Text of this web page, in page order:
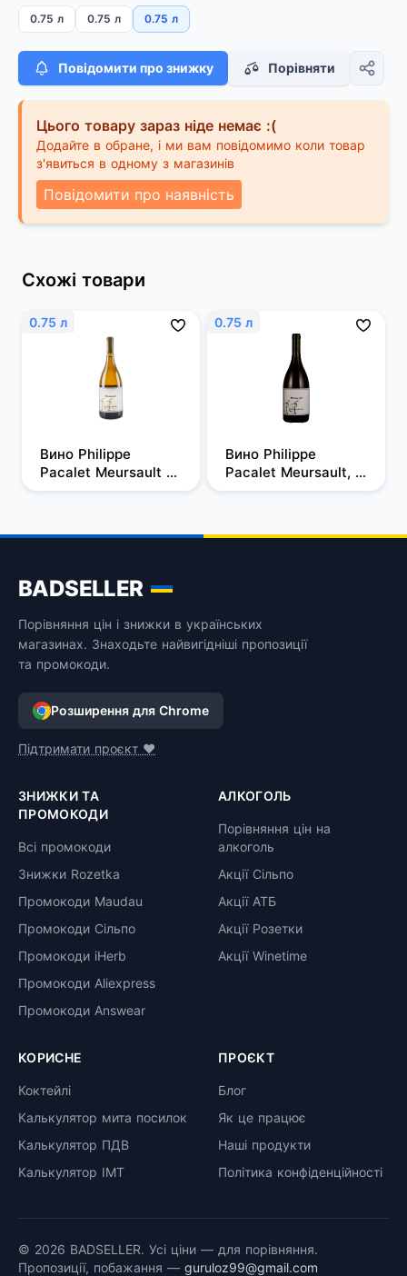
0.75 л 0.75 л 0.75 л
Повідомити про знижку Порівняти
Цього товару зараз ніде немає :(
Додайте в обране, і ми вам повідомимо коли товар
з'явиться в одному з магазинів
Повідомити про наявність
Схожі товари
0.75 л
Вино Philippe
Pacalet Meursault
2015
0.75 л
Вино Philippe
Pacalet Meursault,
13%, 0,75 л
BADSELLER
Порівняння цін і знижки в українських
магазинах. Знаходьте найвигідніші пропозиції
та промокоди.
Розширення для Chrome
Підтримати проєкт ❤️
ЗНИЖКИ ТА
ПРОМОКОДИ
Всі промокоди
Знижки Rozetka
Промокоди Maudau
Промокоди Сільпо
Промокоди iHerb
Промокоди Aliexpress
Промокоди Answear
АЛКОГОЛЬ
Порівняння цін на
алкоголь
Акції Сільпо
Акції АТБ
Акції Розетки
Акції Winetime
КОРИСНЕ
Коктейлі
Калькулятор мита посилок
Калькулятор ПДВ
Калькулятор ІМТ
ПРОЄКТ
Блог
Як це працює
Наші продукти
Політика конфіденційності
© 2026 BADSELLER. Усі ціни — для порівняння.
Пропозиції, побажання — guruloz99@gmail.com